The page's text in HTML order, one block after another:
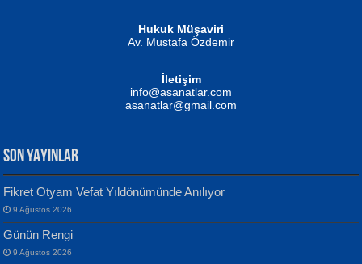
MUSTAFA KELOĞLU
Yarına İz Bırakmak...
Yılmaz Ekinci
Geceye Söylenen...
Hukuk Müşaviri
Av. Mustafa Özdemir
İletişim
info@asanatlar.com
asanatlar@gmail.com
SON YAYINLAR
Fikret Otyam Vefat Yıldönümünde Anılıyor
9 Ağustos 2026
Günün Rengi
9 Ağustos 2026